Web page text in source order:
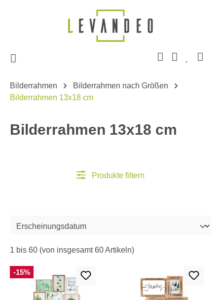
Zum Hauptinhalt springen
Bilderrahmen
Bilderrahmen nach Größen
Bilderrahmen 13x18 cm
Bilderrahmen 13x18 cm
Produkte filtern
1 bis 60 (von insgesamt 60 Artikeln)
-15%